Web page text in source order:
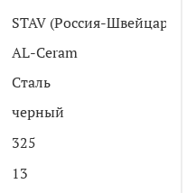
STAV (Россия-Швейцария)
AL-Ceram
Сталь
черный
325
13